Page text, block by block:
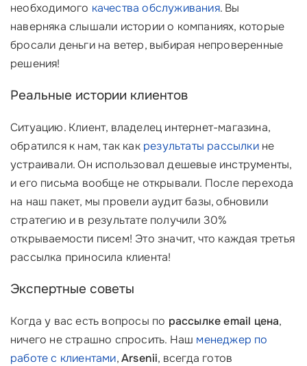
необходимого качества обслуживания. Вы
наверняка слышали истории о компаниях, которые
бросали деньги на ветер, выбирая непроверенные
решения!
Реальные истории клиентов
Ситуацию. Клиент, владелец интернет-магазина,
обратился к нам, так как результаты рассылкине
устраивали. Он использовал дешевые инструменты,
и его письма вообще не открывали. После перехода
на наш пакет, мы провели аудит базы, обновили
стратегию и в результате получили 30%
открываемости писем! Это значит, что каждая третья
рассылка приносила клиента!
Экспертные советы
Когда у вас есть вопросы по рассылке email цена,
ничего не страшно спросить. Наш менеджер по
работе с клиентами,Arsenii, всегда готов